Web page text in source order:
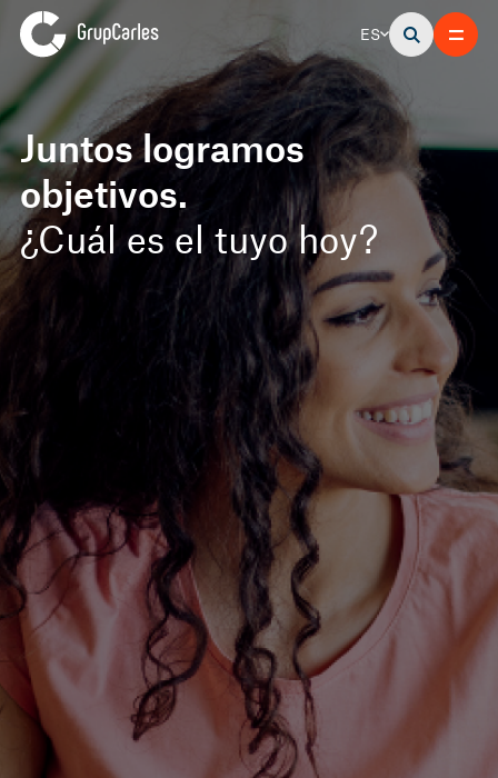
ES
Juntos logramos
objetivos.
Juntos logramos
objetivos.
¿Cuál es el tuyo hoy?
Juntos logramos
objetivos.